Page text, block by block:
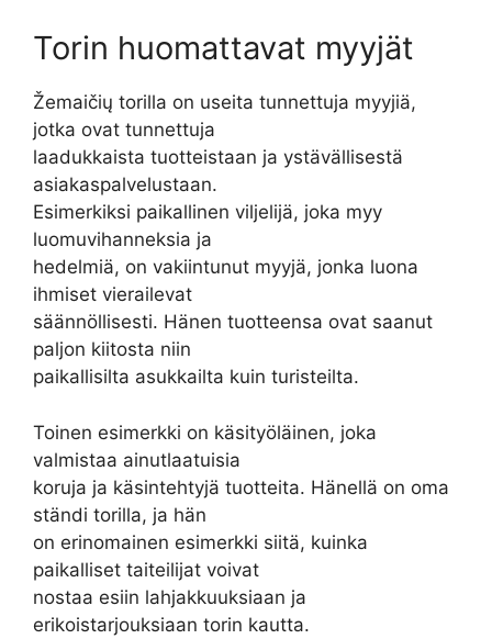
Torin huomattavat myyjät
Žemaičių torilla on useita tunnettuja myyjiä,
jotka ovat tunnettuja
laadukkaista tuotteistaan ja ystävällisestä
asiakaspalvelustaan.
Esimerkiksi paikallinen viljelijä, joka myy
luomuvihanneksia ja
hedelmiä, on vakiintunut myyjä, jonka luona
ihmiset vierailevat
säännöllisesti. Hänen tuotteensa ovat saanut
paljon kiitosta niin
paikallisilta asukkailta kuin turisteilta.
Toinen esimerkki on käsityöläinen, joka
valmistaa ainutlaatuisia
koruja ja käsintehtyjä tuotteita. Hänellä on oma
ständi torilla, ja hän
on erinomainen esimerkki siitä, kuinka
paikalliset taiteilijat voivat
nostaa esiin lahjakkuuksiaan ja
erikoistarjouksiaan torin kautta.